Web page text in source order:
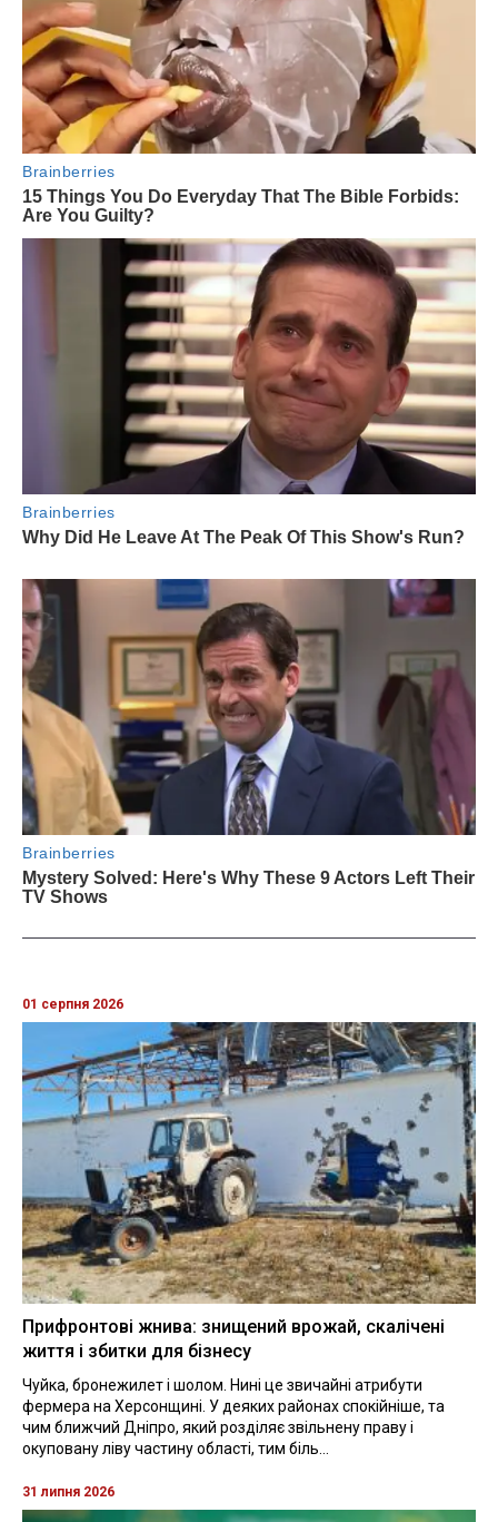
01 серпня 2026
Прифронтові жнива: знищений врожай, скалічені
життя і збитки для бізнесу
Чуйка, бронежилет і шолом. Нині це звичайні атрибути
фермера на Херсонщині. У деяких районах спокійніше, та
чим ближчий Дніпро, який розділяє звільнену праву і
окуповану ліву частину області, тим біль...
31 липня 2026